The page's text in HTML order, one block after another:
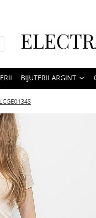
BIJUTERII ARGINT